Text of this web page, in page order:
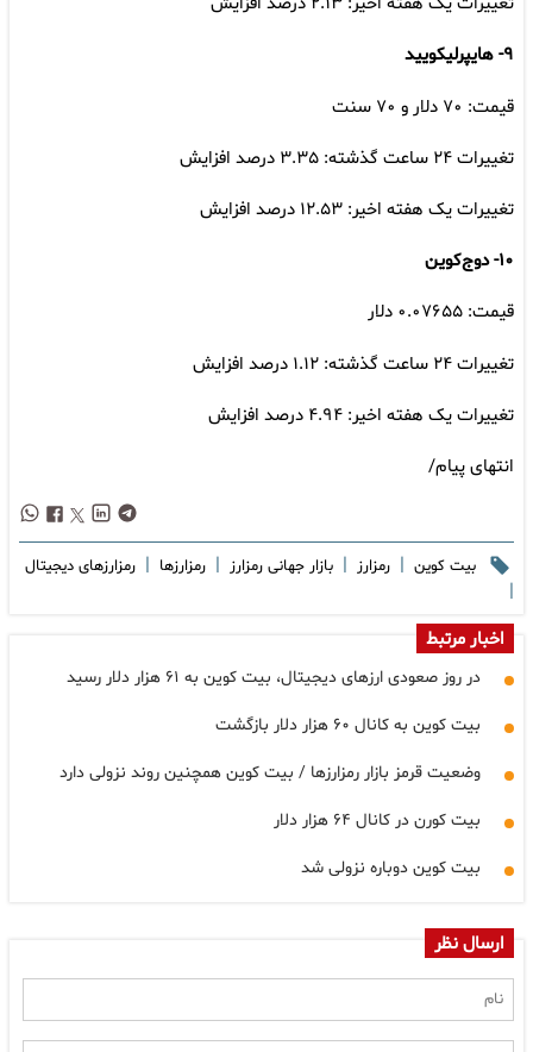
۹- هایپرلیکویید
قیمت: ۷۰ دلار و ۷۰ سنت
تغییرات ۲۴ ساعت گذشته: ۳.۳۵ درصد افزایش
تغییرات یک هفته اخیر: ۱۲.۵۳ درصد افزایش
۱۰- دوج‌کوین
قیمت: ۰.۰۷۶۵۵ دلار
تغییرات ۲۴ ساعت گذشته: ۱.۱۲ درصد افزایش
تغییرات یک هفته اخیر: ۴.۹۴ درصد افزایش
انتهای پیام/
بیت کوین | رمزارز | بازار جهانی رمزارز | رمزارزها | رمزارزهای دیجیتال
|
اخبار مرتبط
در روز صعودی ارزهای دیجیتال، بیت کوین به ۶۱ هزار دلار رسید
بیت کوین به کانال ۶۰ هزار دلار بازگشت
وضعیت قرمز بازار رمزارزها / بیت کوین همچنین روند نزولی دارد
بیت کورن در کانال ۶۴ هزار دلار
بیت کوین دوباره نزولی شد
ارسال نظر